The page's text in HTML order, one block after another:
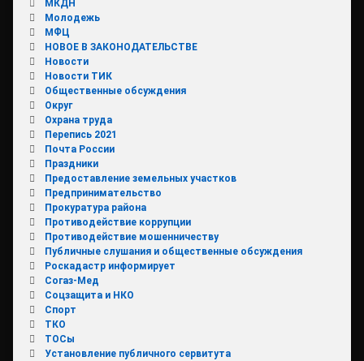
МКДН
Молодежь
МФЦ
НОВОЕ В ЗАКОНОДАТЕЛЬСТВЕ
Новости
Новости ТИК
Общественные обсуждения
Округ
Охрана труда
Перепись 2021
Почта России
Праздники
Предоставление земельных участков
Предпринимательство
Прокуратура района
Противодействие коррупции
Противодействие мошенничеству
Публичные слушания и общественные обсуждения
Роскадастр информирует
Согаз-Мед
Соцзащита и НКО
Спорт
ТКО
ТОСы
Установление публичного сервитута